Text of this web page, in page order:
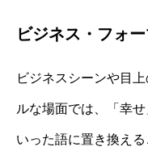
ビジネス・フォ
ビジネスシーンや目
ルな場面では、「幸
いった語に置き換える